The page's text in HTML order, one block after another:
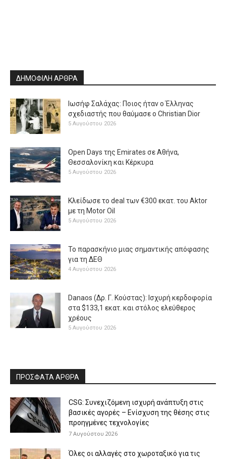
ΔΗΜΟΦΙΛΗ ΑΡΘΡΑ
Ιωσήφ Σαλάχας: Ποιος ήταν ο Έλληνας
σχεδιαστής που θαύμασε ο Christian Dior
5 Αυγούστου 2026
Open Days της Emirates σε Αθήνα,
Θεσσαλονίκη και Κέρκυρα
5 Αυγούστου 2026
Κλείδωσε το deal των €300 εκατ. του Aktor
με τη Μotor Oil
5 Αυγούστου 2026
Το παρασκήνιο μιας σημαντικής απόφασης
για τη ΔΕΘ
4 Αυγούστου 2026
Danaos (Δρ. Γ. Κούστας): Ισχυρή κερδοφορία
στα $133,1 εκατ. και στόλος ελεύθερος
χρέους
5 Αυγούστου 2026
ΠΡΟΣΦΑΤΑ ΑΡΘΡΑ
CSG: Συνεχιζόμενη ισχυρή ανάπτυξη στις
βασικές αγορές – Ενίσχυση της θέσης στις
προηγμένες τεχνολογίες
7 Αυγούστου 2026
Όλες οι αλλαγές στο χωροταξικό για τις